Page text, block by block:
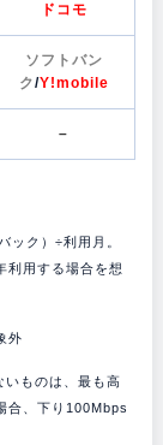
ドコモ
ソフトバン
ク/Y!mobile
–
ック）÷利用月。
利用する場合を想
外
いものは、最も高
合、下り100Mbps